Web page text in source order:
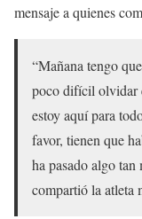
mensaje a quienes
“Mañana tengo
poco difícil olvidar
estoy aquí para
favor, tienen que
ha pasado algo
compartió la atleta